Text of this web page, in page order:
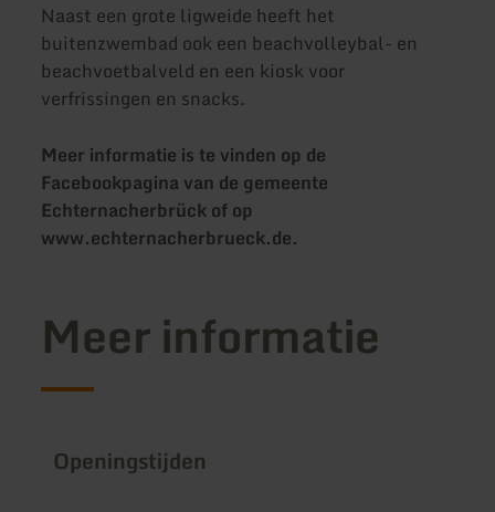
Naast een grote ligweide heeft het
buitenzwembad ook een beachvolleybal- en
beachvoetbalveld en een kiosk voor
verfrissingen en snacks.
Meer informatie is te vinden op de
Facebookpagina van de gemeente
Echternacherbrück of op
www.echternacherbrueck.de.
Meer informatie
Openingstijden